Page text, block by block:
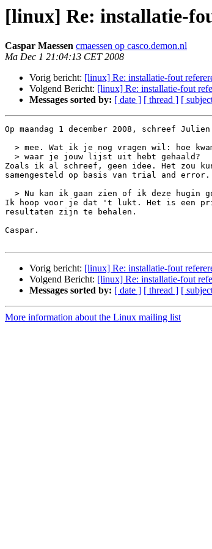
[linux] Re: installatie-
Caspar Maessen cmaessen op casco.demon.nl
Ma Dec 1 21:04:13 CET 2008
Vorig bericht: [linux] Re: installatie-fout
Volgend Bericht: [linux] Re: installatie-fout
Messages sorted by: [ date ] [ thread ] [
Op maandag 1 december 2008, schreef
Zoals ik al schreef, geen idee. Het zou
samengesteld op basis van trial and error.
Ik hoop voor je dat 't lukt. Het is een prima
resultaten zijn te behalen.
Caspar.
Vorig bericht: [linux] Re: installatie-fout
Volgend Bericht: [linux] Re: installatie-fout
Messages sorted by: [ date ] [ thread ] [
More information about the Linux mailing list